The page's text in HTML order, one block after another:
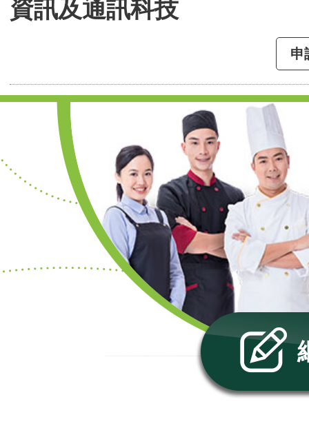
資訊及通訊科技
申